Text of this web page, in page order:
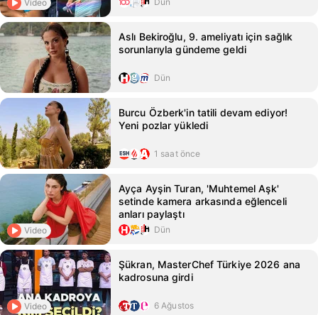
Video
Aslı Bekiroğlu, 9. ameliyatı için sağlık
sorunlarıyla gündeme geldi
Dün
Burcu Özberk'in tatili devam ediyor!
Yeni pozlar yükledi
1 saat önce
Video
Ayça Ayşin Turan, 'Muhtemel Aşk'
setinde kamera arkasında eğlenceli
anları paylaştı
Dün
Video
Şükran, MasterChef Türkiye 2026 ana
kadrosuna girdi
6 Ağustos